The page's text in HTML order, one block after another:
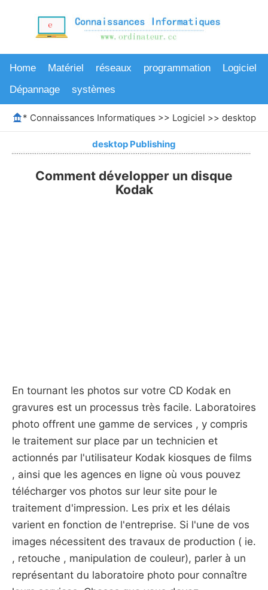
Home Matériel réseaux programmation
Logiciel
Dépannage
systèmes
* Connaissances Informatiques >> Logiciel >> desktop
desktop Publishing
Comment développer un disque
Kodak
En tournant les photos sur votre CD Kodak en
gravures est un processus très facile. Laboratoires
photo offrent une gamme de services , y compris
le traitement sur ​​place par un technicien et
actionnés par l'utilisateur Kodak kiosques de films
, ainsi que les agences en ligne où vous pouvez
télécharger vos photos sur leur site pour le
traitement d'impression. Les prix et les délais
varient en fonction de l'entreprise. Si l'une de vos
images nécessitent des travaux de production ( ie.
, retouche , manipulation de couleur), parler à un
représentant du laboratoire photo pour connaître